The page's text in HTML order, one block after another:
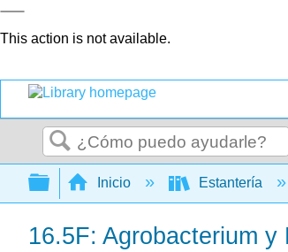
This action is not available.
Buscar
Expandir/contraer
Inicio Estantería
16.5F: Agrobacterium